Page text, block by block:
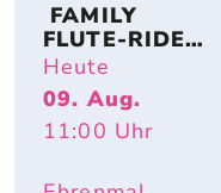
FAMILY
FLUTE-RIDE:
DUO
FLUTASTIC
Heute
09. Aug.
11:00 Uhr